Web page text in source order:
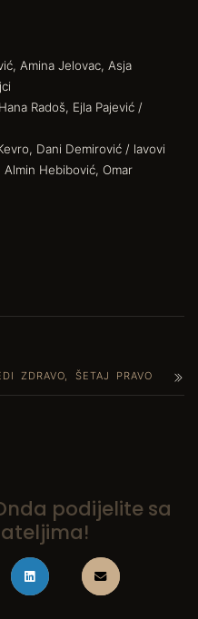
Amina Jelovac, Asja
Radoš, Ejla Pajević /
Dani Demirović / lavovi
Hebibović, Omar
ZDRAVO, ŠETAJ PRAVO
podijelite sa